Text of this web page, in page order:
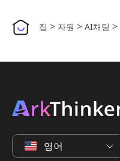
집 > 자원 > AI채팅 >
영어